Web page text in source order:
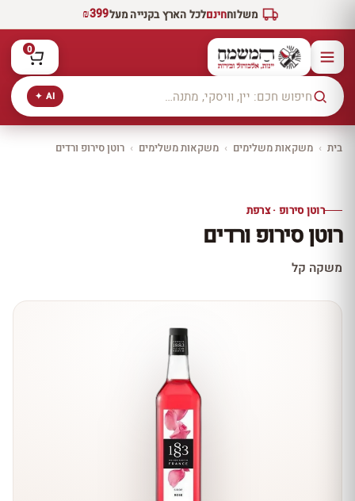
משלוחחינםלכל הארץ בקנייה מעל₪399
AI ✦
0
בית › משקאות משלימים › משקאות משלימים › רוטן סירופ ורדים
10% הנחה
עכשיו ב-10% הנחה
רוטן סירופ · צרפת
רוטן סירופ ורדים
משקה קל